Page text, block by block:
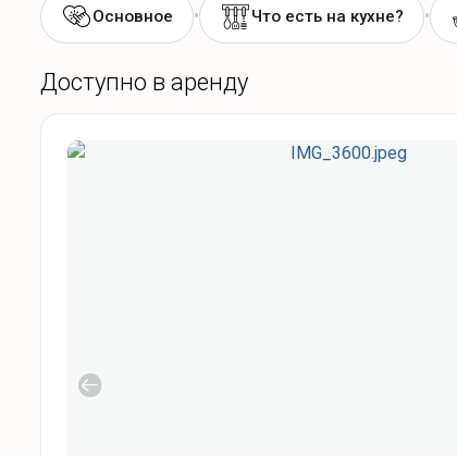
Основное • Что есть на кухне? •
Доступно в аренду